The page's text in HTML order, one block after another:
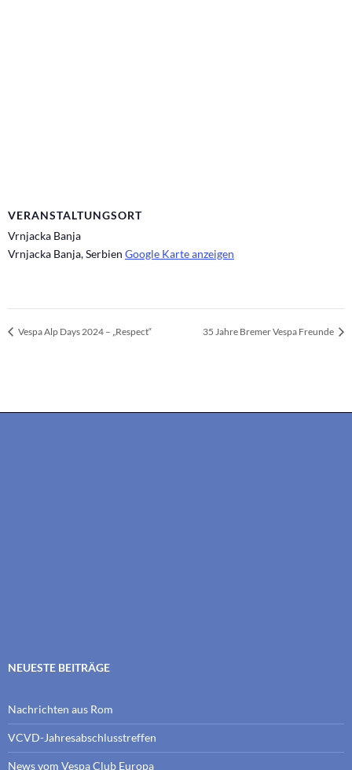
VERANSTALTUNGSORT
Vrnjacka Banja
Vrnjacka Banja,Serbien Google Karte anzeigen
Vespa Alp Days 2024 – „Respect“ 35 Jahre Bremer Vespa Freunde
NEUESTE BEITRÄGE
Nachrichten aus Rom
VCVD-Jahresabschlusstreffen
News vom Vespa Club Europa